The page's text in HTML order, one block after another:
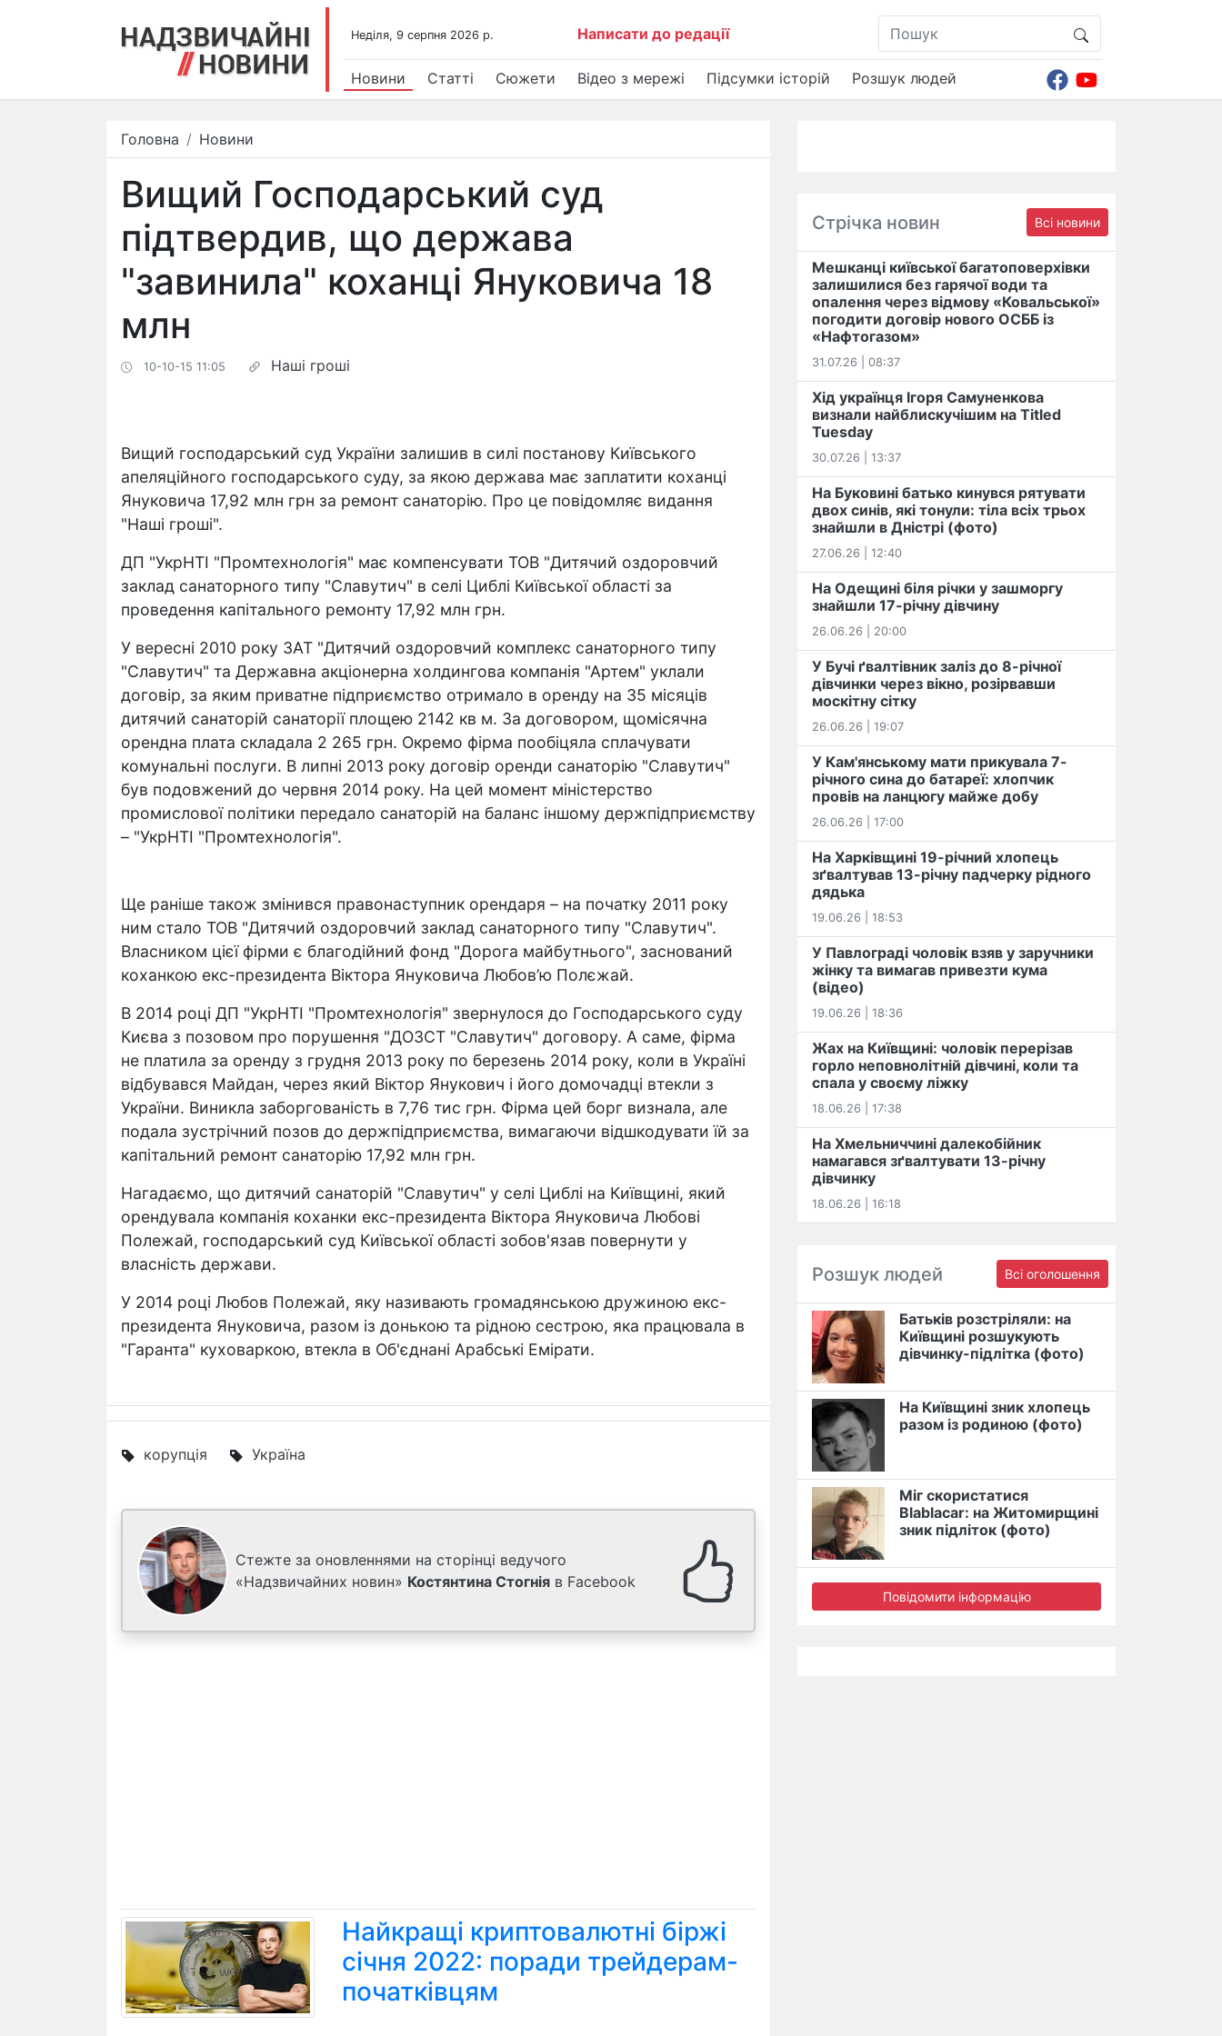
Недiля, 9 серпня 2026 р. Написати до редації
Новини Статті Сюжети Відео з мережі Підсумки історій Розшук людей
Головна Новини
Вищий Господарський суд
підтвердив, що держава
"завинила" коханці Януковича 18
млн
10-10-15 11:05 Наші гроші
Вищий господарський суд України залишив в силі постанову Київського
апеляційного господарського суду, за якою держава має заплатити коханці
Януковича 17,92 млн грн за ремонт санаторію. Про це повідомляє видання
"Наші гроші".
ДП "УкрНТІ "Промтехнологія" має компенсувати ТОВ "Дитячий оздоровчий
заклад санаторного типу "Славутич" в селі Циблі Київської області за
проведення капітального ремонту 17,92 млн грн.
У вересні 2010 року ЗАТ "Дитячий оздоровчий комплекс санаторного типу
"Славутич" та Державна акціонерна холдингова компанія "Артем" уклали
договір, за яким приватне підприємство отримало в оренду на 35 місяців
дитячий санаторій санаторії площею 2142 кв м. За договором, щомісячна
орендна плата складала 2 265 грн. Окремо фірма пообіцяла сплачувати
комунальні послуги. В липні 2013 року договір оренди санаторію "Славутич"
був подовжений до червня 2014 року. На цей момент міністерство
промислової політики передало санаторій на баланс іншому держпідприємству
– "УкрНТІ "Промтехнологія".
Ще раніше також змінився правонаступник орендаря – на початку 2011 року
ним стало ТОВ "Дитячий оздоровчий заклад санаторного типу "Славутич".
Власником цієї фірми є благодійний фонд "Дорога майбутнього", заснований
коханкою екс-президента Віктора Януковича Любов’ю Полєжай.
В 2014 році ДП "УкрНТІ "Промтехнологія" звернулося до Господарського суду
Києва з позовом про порушення "ДОЗСТ "Славутич" договору. А саме, фірма
не платила за оренду з грудня 2013 року по березень 2014 року, коли в Україні
відбувався Майдан, через який Віктор Янукович і його домочадці втекли з
України. Виникла заборгованість в 7,76 тис грн. Фірма цей борг визнала, але
подала зустрічний позов до держпідприємства, вимагаючи відшкодувати їй за
капітальний ремонт санаторію 17,92 млн грн.
Нагадаємо, що дитячий санаторій "Славутич" у селі Циблі на Київщині, який
орендувала компанія коханки екс-президента Віктора Януковича Любові
Полежай, господарський суд Київської області зобов'язав повернути у
власність держави.
У 2014 році Любов Полежай, яку називають громадянською дружиною екс-
президента Януковича, разом із донькою та рідною сестрою, яка працювала в
"Гаранта" куховаркою, втекла в Об'єднані Арабські Емірати.
корупція Україна
Стежте за оновленнями на сторінці ведучого
«Надзвичайних новин» Костянтина Стогнія в Facebook
Найкращі криптовалютні біржі
січня 2022: поради трейдерам-
початківцям
Стрічка новин Всі новини
Мешканці київської багатоповерхівки
залишилися без гарячої води та
опалення через відмову «Ковальської»
погодити договір нового ОСББ із
«Нафтогазом»
31.07.26 | 08:37
Хід українця Ігоря Самуненкова
визнали найблискучішим на Titled
Tuesday
30.07.26 | 13:37
На Буковині батько кинувся рятувати
двох синів, які тонули: тіла всіх трьох
знайшли в Дністрі (фото)
27.06.26 | 12:40
На Одещині біля річки у зашморгу
знайшли 17-річну дівчину
26.06.26 | 20:00
У Бучі ґвалтівник заліз до 8-річної
дівчинки через вікно, розірвавши
москітну сітку
26.06.26 | 19:07
У Кам'янському мати прикувала 7-
річного сина до батареї: хлопчик
провів на ланцюгу майже добу
26.06.26 | 17:00
На Харківщині 19-річний хлопець​
️зґвалтував 13-річну падчерку рідного
дядька
19.06.26 | 18:53
У Павлограді чоловік взяв у заручники
жінку та вимагав привезти кума
(відео)
19.06.26 | 18:36
Жах на Київщині: чоловік перерізав
горло неповнолітній дівчині, коли та
спала у своєму ліжку
18.06.26 | 17:38
На Хмельниччині далекобійник
намагався зґвалтувати 13-річну
дівчинку
18.06.26 | 16:18
Розшук людей Всі оголошення
Батьків розстріляли: на
Київщині розшукують
дівчинку-підлітка (фото)
На Київщині зник хлопець
разом із родиною (фото)
Міг скористатися
Blablacar: на Житомирщині
зник підліток (фото)
Повідомити інформацію